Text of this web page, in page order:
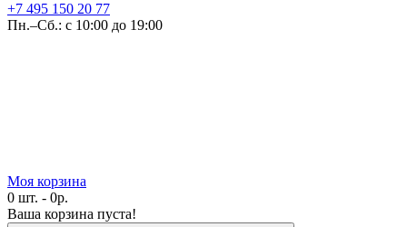
+7 495 150 20 77
Пн.–Сб.: с 10:00 до 19:00
Моя корзина
0 шт. - 0р.
Ваша корзина пуста!